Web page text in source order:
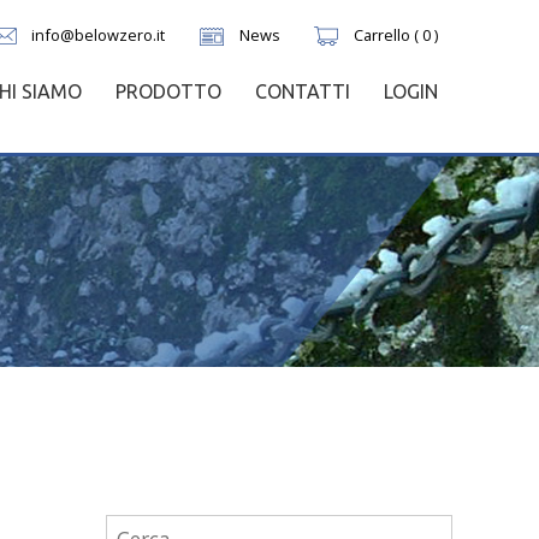
info@belowzero.it News Carrello ( 0 )
SIAMO PRODOTTO CONTATTI LOGIN
Ricerca